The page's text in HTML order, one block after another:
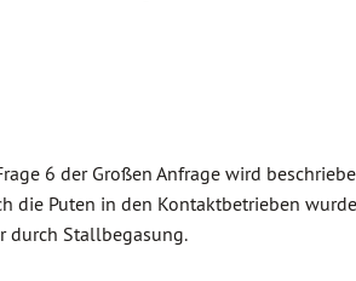
6 der Großen Anfrage wird
die Puten in den Kontaktbetrieben
durch Stallbegasung.